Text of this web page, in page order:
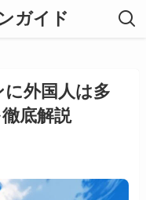
ガイド
外国人は多
底解説